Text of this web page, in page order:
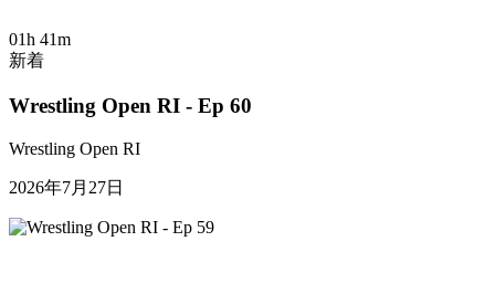
01h 41m
新着
Wrestling Open RI - Ep 60
Wrestling Open RI
2026年7月27日